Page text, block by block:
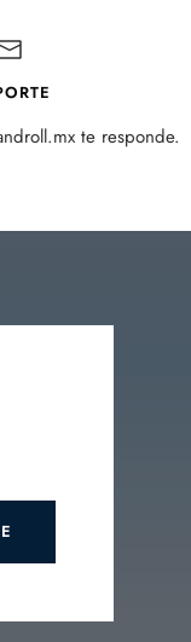
te responde.